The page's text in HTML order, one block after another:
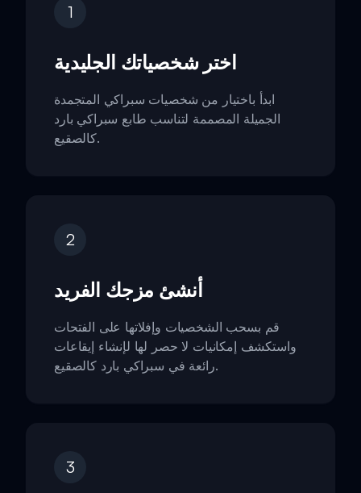
1
اختر شخصياتك الجليدية
ابدأ باختيار من شخصيات سبراكي المتجمدة
الجميلة المصممة لتناسب طابع سبراكي بارد
كالصقيع.
2
أنشئ مزجك الفريد
قم بسحب الشخصيات وإفلاتها على الفتحات
واستكشف إمكانيات لا حصر لها لإنشاء إيقاعات
رائعة في سبراكي بارد كالصقيع.
3